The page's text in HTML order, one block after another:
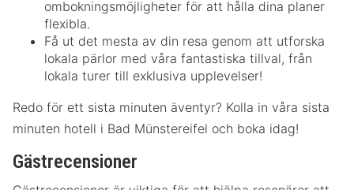
ombokningsmöjligheter för att hålla dina planer
flexibla.
Få ut det mesta av din resa genom att utforska
lokala pärlor med våra fantastiska tillval, från
lokala turer till exklusiva upplevelser!
Redo för ett sista minuten äventyr? Kolla in våra sista
minuten hotell i Bad Münstereifel och boka idag!
Gästrecensioner